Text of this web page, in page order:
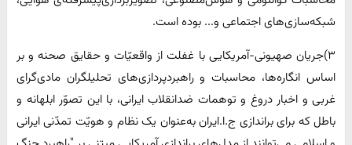
شبکه‌سازی‌های اجتماعی و... بوده است.
۳)جریان صهیونی-آمریکایی با غفلت از واقعیّات و حقایق صحنه و بر
اساس انگاره‌ها، محاسبات و راهبردپردازی‌های تحلیلگران مادی‌گرای
غربی و اخبار دروغ و توهمات ضدانقلاب ایرانی، با این تصوّر ابلهانه و
باطل که برای براندازی ج.ا.ایران به‌عنوان یک نظام و هویّت تمدّنی ایرانی